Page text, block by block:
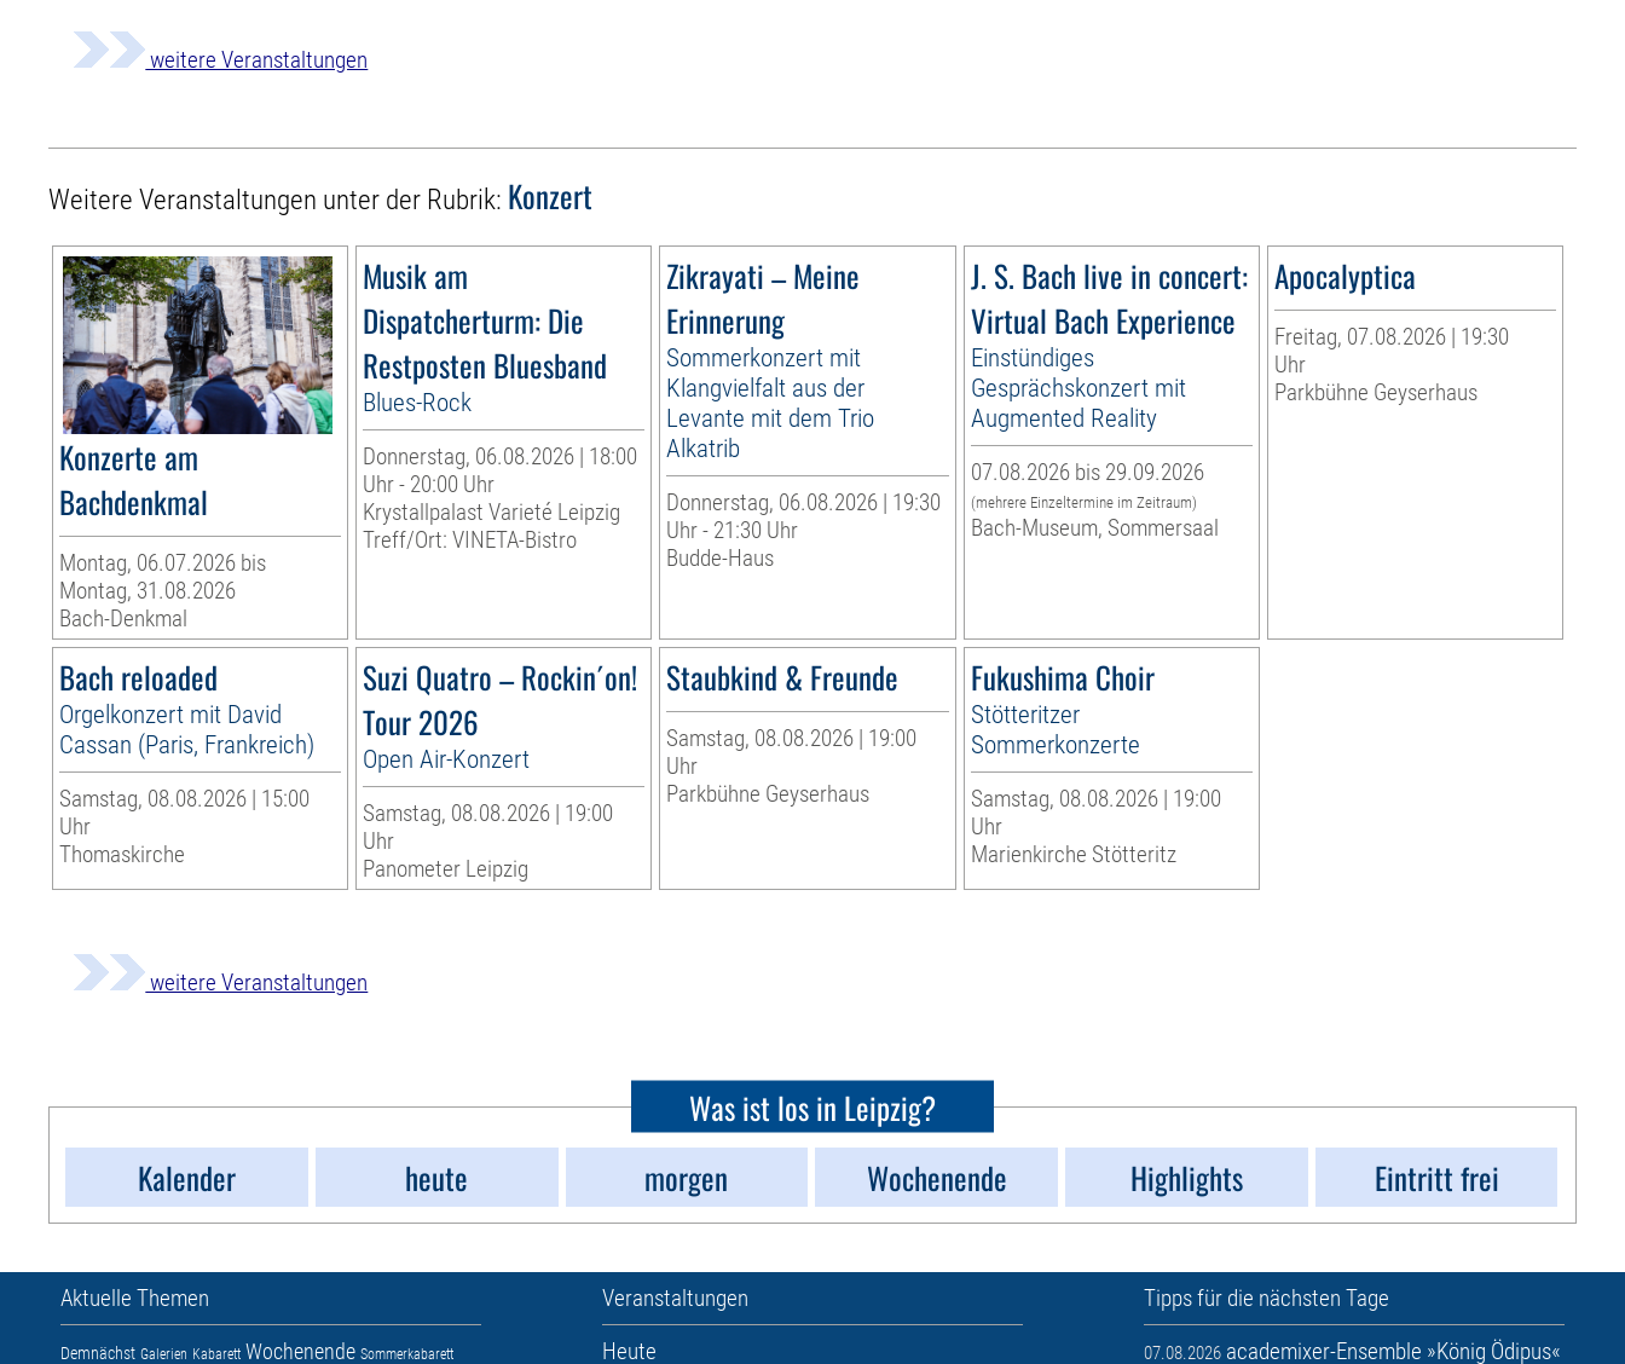
weitere Veranstaltungen
Weitere Veranstaltungen unter der Rubrik: Konzert
Konzerte am
Bachdenkmal
Montag, 06.07.2026 bis
Montag, 31.08.2026
Bach-Denkmal
Musik am
Dispatcherturm: Die
Restposten Bluesband
Blues-Rock
Donnerstag, 06.08.2026 | 18:00
Uhr - 20:00 Uhr
Krystallpalast Varieté Leipzig
Treff/Ort: VINETA-Bistro
Zikrayati – Meine
Erinnerung
Sommerkonzert mit
Klangvielfalt aus der
Levante mit dem Trio
Alkatrib
Donnerstag, 06.08.2026 | 19:30
Uhr - 21:30 Uhr
Budde-Haus
J. S. Bach live in concert:
Virtual Bach Experience
Einstündiges
Gesprächskonzert mit
Augmented Reality
07.08.2026 bis 29.09.2026
(mehrere Einzeltermine im Zeitraum)
Bach-Museum, Sommersaal
Apocalyptica
Freitag, 07.08.2026 | 19:30
Uhr
Parkbühne Geyserhaus
Bach reloaded
Orgelkonzert mit David
Cassan (Paris, Frankreich)
Samstag, 08.08.2026 | 15:00
Uhr
Thomaskirche
Suzi Quatro – Rockin´on!
Tour 2026
Open Air-Konzert
Samstag, 08.08.2026 | 19:00
Uhr
Panometer Leipzig
Staubkind & Freunde
Samstag, 08.08.2026 | 19:00
Uhr
Parkbühne Geyserhaus
Fukushima Choir
Stötteritzer
Sommerkonzerte
Samstag, 08.08.2026 | 19:00
Uhr
Marienkirche Stötteritz
weitere Veranstaltungen
Was ist los in Leipzig?
Kalender
heute morgen Wochenende Highlights Eintritt frei
Aktuelle Themen
Demnächst Galerien Kabarett Wochenende Sommerkabarett
Veranstaltungen
Heute
Tipps für die nächsten Tage
07.08.2026 academixer-Ensemble »König Ödipus«